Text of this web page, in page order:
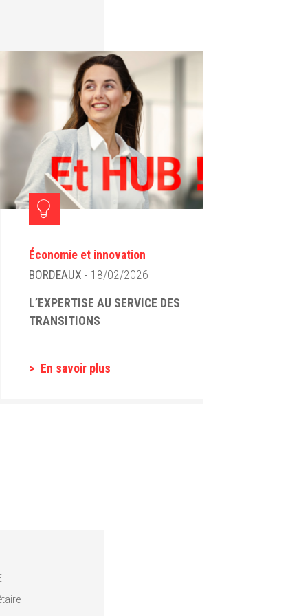
Économie et innovation
BORDEAUX - 18/02/2026
L’EXPERTISE AU SERVICE DES
TRANSITIONS
En savoir plus